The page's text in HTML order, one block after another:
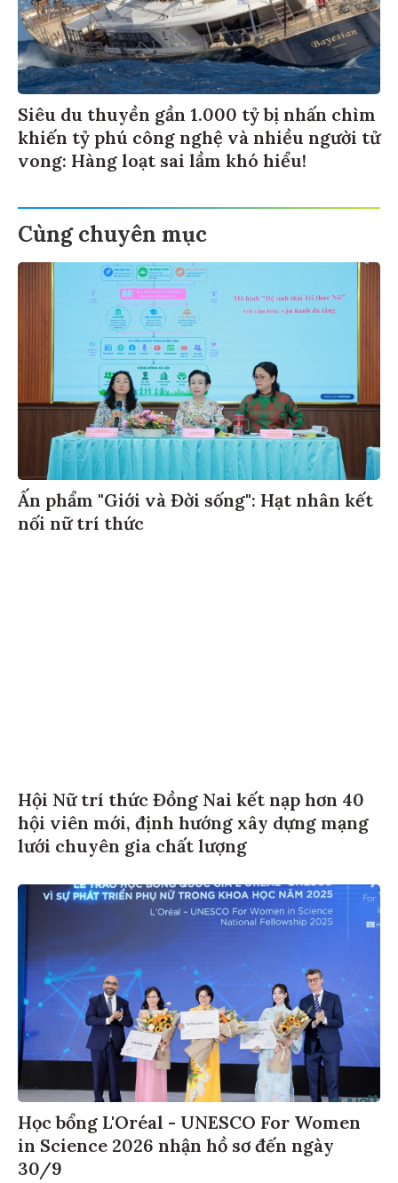
Siêu du thuyền gần 1.000 tỷ bị nhấn chìm
khiến tỷ phú công nghệ và nhiều người tử
vong: Hàng loạt sai lầm khó hiểu!
Cùng chuyên mục
Ấn phẩm "Giới và Đời sống": Hạt nhân kết
nối nữ trí thức
Hội Nữ trí thức Đồng Nai kết nạp hơn 40
hội viên mới, định hướng xây dựng mạng
lưới chuyên gia chất lượng
Học bổng L'Oréal - UNESCO For Women
in Science 2026 nhận hồ sơ đến ngày
30/9